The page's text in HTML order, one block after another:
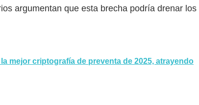
argumentan que esta brecha podría drenar los
mejor criptografía de preventa de 2025, atrayendo